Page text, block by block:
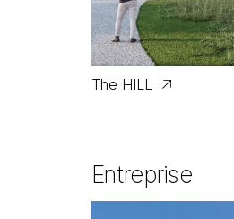
The HILL
Entreprise